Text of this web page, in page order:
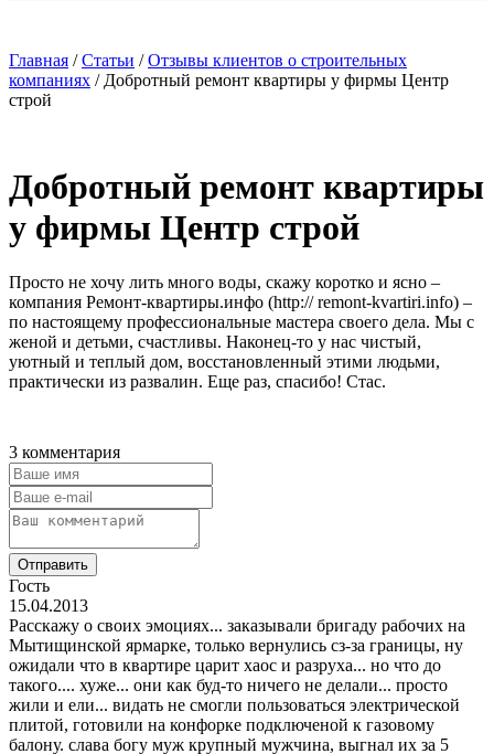
Главная /Статьи /Отзывы клиентов о строительных
компаниях / Добротный ремонт квартиры у фирмы Центр
строй
Добротный ремонт квартиры
у фирмы Центр строй
Просто не хочу лить много воды, скажу коротко и ясно –
компания Ремонт-квартиры.инфо (http:// remont-kvartiri.info) –
по настоящему профессиональные мастера своего дела. Мы с
женой и детьми, счастливы. Наконец-то у нас чистый,
уютный и теплый дом, восстановленный этими людьми,
практически из развалин. Еще раз, спасибо! Стас.
3 комментария
Отправить
Гость
15.04.2013
Расскажу о своих эмоциях... заказывали бригаду рабочих на
Мытищинской ярмарке, только вернулись сз-за границы, ну
ожидали что в квартире царит хаос и разруха... но что до
такого.... хуже... они как буд-то ничего не делали... просто
жили и ели... видать не смогли пользоваться электрической
плитой, готовили на конфорке подключеной к газовому
балону. слава богу муж крупный мужчина, выгнал их за 5